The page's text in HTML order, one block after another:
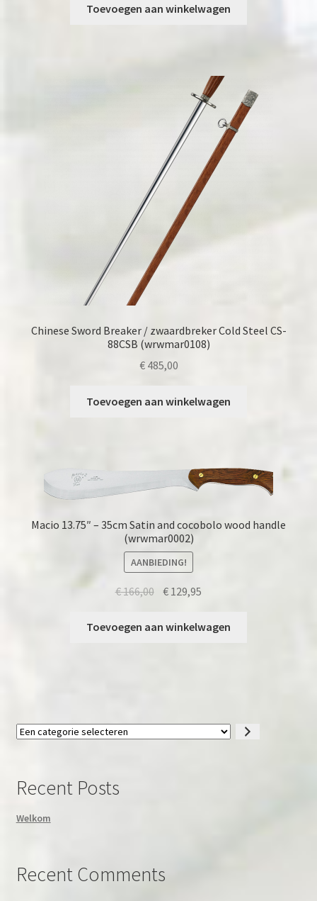
Toevoegen aan winkelwagen
Chinese Sword Breaker / zwaardbreker Cold Steel CS-
88CSB (wrwmar0108)
€485,00
Toevoegen aan winkelwagen
Macio 13.75″ – 35cm Satin and cocobolo wood handle
(wrwmar0002)
AANBIEDING!
€166,00 Oorspronkelijke
was:
€ 129,95
is:
Toevoegen aan winkelwagen
Een
Recent Posts
Welkom
Recent Comments